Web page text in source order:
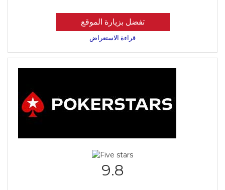
تفضل بزيارة الموقع
قراءة الاستعراض
9.8